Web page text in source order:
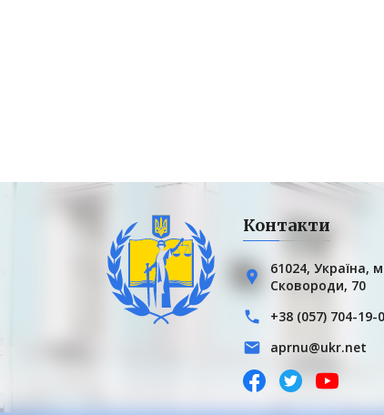
Контакти
61024, Українa,
Сковороди, 70
+38 (057) 704-19-
aprnu@ukr.net